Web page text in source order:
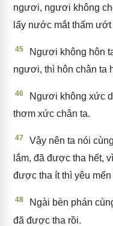
ngươi, ngươi không
lấy nước mắt thấm
45
Ngươi không hôn
ngươi, thì hôn chân ta
46
Ngươi không xức
thơm xức chân ta.
47
Vậy nên ta nói
lắm, đã được tha hết,
được tha ít thì yêu mến
48
Ngài bèn phán
đã được tha rồi.